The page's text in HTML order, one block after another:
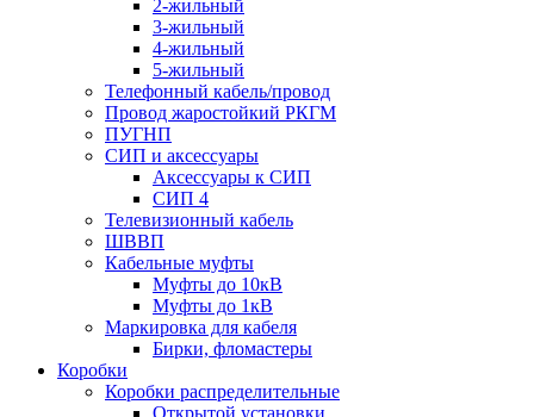
2-жильный
3-жильный
4-жильный
5-жильный
Телефонный кабель/провод
Провод жаростойкий РКГМ
ПУГНП
СИП и аксессуары
Аксессуары к СИП
СИП 4
Телевизионный кабель
ШВВП
Кабельные муфты
Муфты до 10кВ
Муфты до 1кВ
Маркировка для кабеля
Бирки, фломастеры
Коробки
Коробки распределительные
Открытой установки